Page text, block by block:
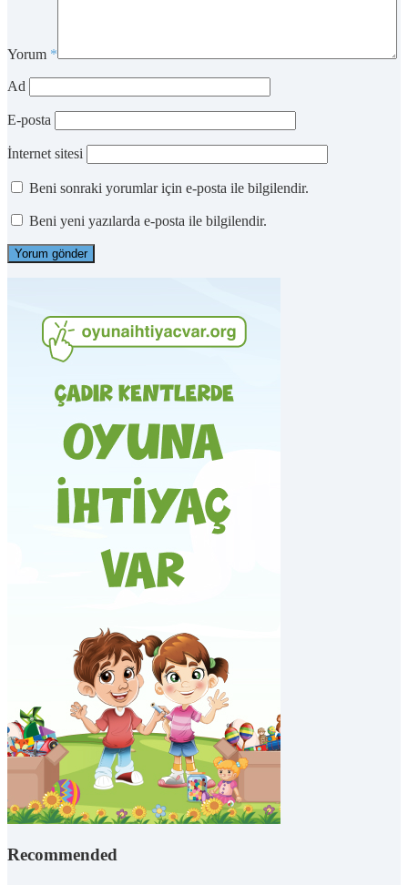
Yorum *
Ad
E-posta
İnternet sitesi
Beni sonraki yorumlar için e-posta ile bilgilendir.
Beni yeni yazılarda e-posta ile bilgilendir.
Recommended